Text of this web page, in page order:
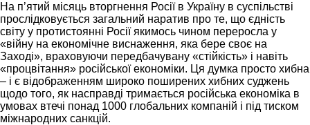
На п’ятий місяць вторгнення Росії в Україну в суспільстві
прослідковується загальний наратив про те, що єдність
світу у протистоянні Росії якимось чином переросла у
«війну на економічне виснаження, яка бере своє на
Заході», враховуючи передбачувану «стійкість» і навіть
«процвітання» російської економіки. Ця думка просто хибна
– і є відображенням широко поширених хибних суджень
щодо того, як насправді тримається російська економіка в
умовах втечі понад 1000 глобальних компаній і під тиском
міжнародних санкцій.